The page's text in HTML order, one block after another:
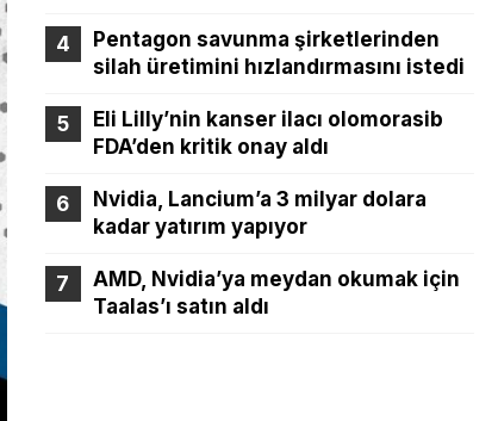
Pentagon savunma şirketlerinden
silah üretimini hızlandırmasını istedi
Eli Lilly’nin kanser ilacı olomorasib
FDA’den kritik onay aldı
Nvidia, Lancium’a 3 milyar dolara
kadar yatırım yapıyor
AMD, Nvidia’ya meydan okumak için
Taalas’ı satın aldı